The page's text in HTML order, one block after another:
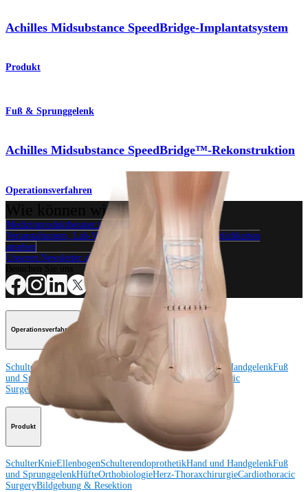
Achilles Midsubstance SpeedBridge-Implantatsystem
Produkt
Fuß & Sprunggelenk
Achilles Midsubstance SpeedBridge™-Rekonstruktion
Operationsverfahren
Wie können wir Ihnen helfen?
Medizinproduktberater:in kontaktieren
Veranstaltungen, Lab-Vorführungen und Schulungsmöglichkeiten
ansehen
Unseren Newsletter abonnieren
Operationsverfahren
Schulter Schulterendoprothetik Hand und HandgelenkFuß
und Sprunggelenk
OrthobiologieCardiothoracic
Surgery
Produkt
SchulterKnieEllenbogenSchulterendoprothetikHand und HandgelenkFuß
und SprunggelenkHüfteOrthobiologieHerz-ThoraxchirurgieCardiothoracic
SurgeryBildgebung & Resektion